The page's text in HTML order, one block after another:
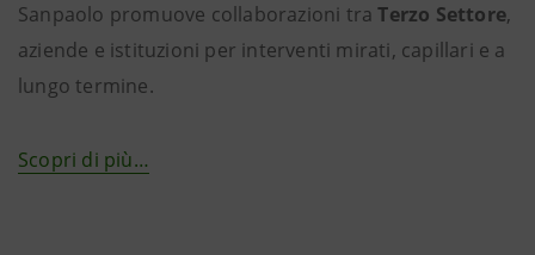
Sanpaolo promuove collaborazioni traTerzo Settore,
aziende e istituzioni per interventi mirati, capillari e a
lungo termine.
Scopri di più…